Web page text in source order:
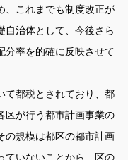
、これまでも制度改正が
自治体として、今後さら
分率を的確に反映させて
都税とされており、都
区が行う都市計画事業の
の規模は都区の都市計画
ていないことから、区の